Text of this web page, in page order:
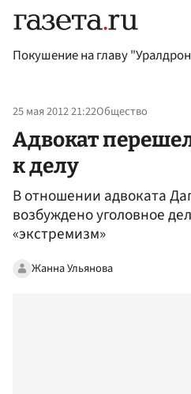
Покушение на главу
25 мая 2012 21:22Общество
Адвокат
к делу
В отношении адвоката
возбуждено уголовное
«экстремизм»
Жанна Ульянова